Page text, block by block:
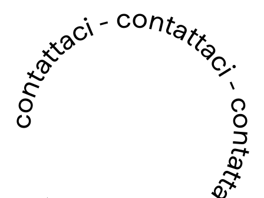
contattaci - contattaci - contattaci - contattaci -